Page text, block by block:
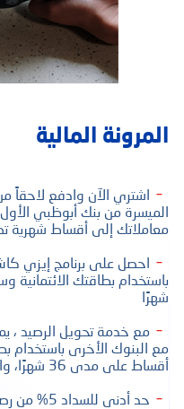
المرونة المالية
اشتري الآن وادفع لاحقاً
الميسرة من بنك أبوظبي
معاملاتك إلى أقساط شهرية تصل إلى 60 شهرًا
شهرًا
مع خدمة تحويل الرصيد ،
مع البنوك الأخرى باستخدام
أقساط على مدى 36 شهرًا، واستمتع بأسعار تنافسية
حد أدنى للسداد 5% من رصيد كشف الحساب الشهري